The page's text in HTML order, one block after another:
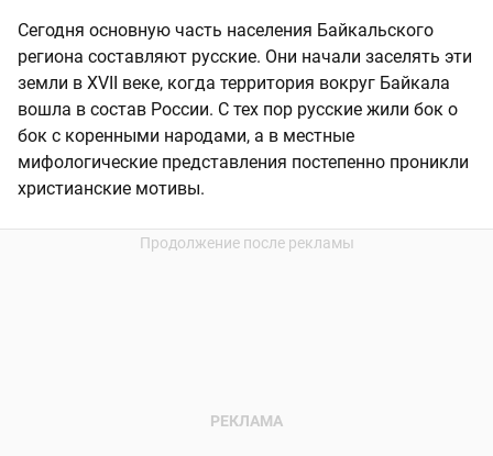
Сегодня основную часть населения Байкальского
региона составляют русские. Они начали заселять эти
земли в XVII веке, когда территория вокруг Байкала
вошла в состав России. С тех пор русские жили бок о
бок с коренными народами, а в местные
мифологические представления постепенно проникли
христианские мотивы.